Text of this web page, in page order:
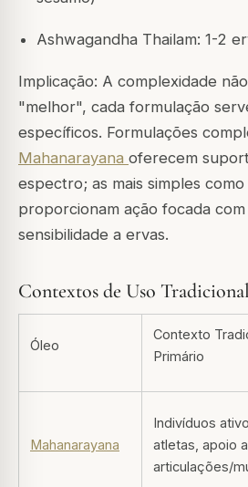
Ashwagandha Thailam: 1-2
Implicação: A complexidade
"melhor", cada formulação
específicos. Formulações
Mahanarayana oferecem
espectro; as mais simples como
proporcionam ação focada
sensibilidade a ervas.
Contextos de Uso Tradicional
Óleo
Contexto
Primário
Mahanarayana
Indivíduos
atletas, apoio a
articulações/